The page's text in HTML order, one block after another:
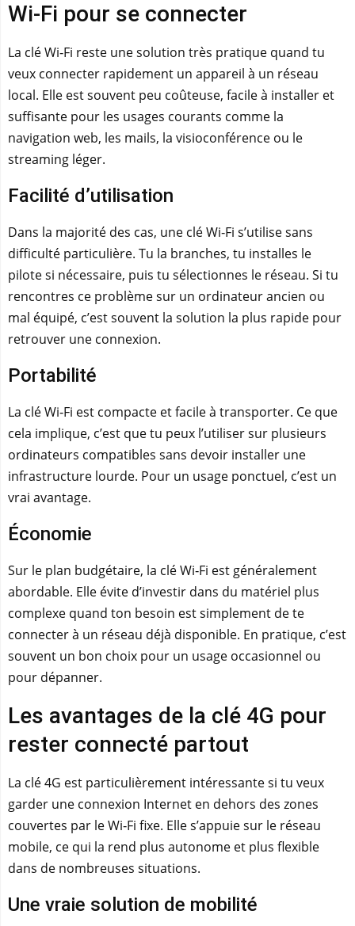
Wi‑Fi pour se connecter
La clé Wi‑Fi reste une solution très pratique quand tu
veux connecter rapidement un appareil à un réseau
local. Elle est souvent peu coûteuse, facile à installer et
suffisante pour les usages courants comme la
navigation web, les mails, la visioconférence ou le
streaming léger.
Facilité d’utilisation
Dans la majorité des cas, une clé Wi‑Fi s’utilise sans
difficulté particulière. Tu la branches, tu installes le
pilote si nécessaire, puis tu sélectionnes le réseau. Si tu
rencontres ce problème sur un ordinateur ancien ou
mal équipé, c’est souvent la solution la plus rapide pour
retrouver une connexion.
Portabilité
La clé Wi‑Fi est compacte et facile à transporter. Ce que
cela implique, c’est que tu peux l’utiliser sur plusieurs
ordinateurs compatibles sans devoir installer une
infrastructure lourde. Pour un usage ponctuel, c’est un
vrai avantage.
Économie
Sur le plan budgétaire, la clé Wi‑Fi est généralement
abordable. Elle évite d’investir dans du matériel plus
complexe quand ton besoin est simplement de te
connecter à un réseau déjà disponible. En pratique, c’est
souvent un bon choix pour un usage occasionnel ou
pour dépanner.
Les avantages de la clé 4G pour
rester connecté partout
La clé 4G est particulièrement intéressante si tu veux
garder une connexion Internet en dehors des zones
couvertes par le Wi‑Fi fixe. Elle s’appuie sur le réseau
mobile, ce qui la rend plus autonome et plus flexible
dans de nombreuses situations.
Une vraie solution de mobilité